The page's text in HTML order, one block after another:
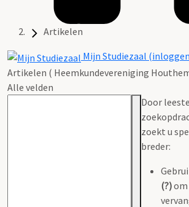
Artikelen
Mijn Studiezaal
Artikelen ( Heemkundevereniging
Alle velden
Door
zoekt u
breder:
(?)